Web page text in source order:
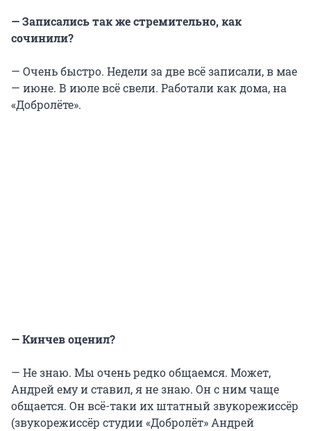
— Записались так же стремительно, как
сочинили?
— Очень быстро. Недели за две всё записали, в мае
— июне. В июле всё свели. Работали как дома, на
«Добролёте».
— Кинчев оценил?
— Не знаю. Мы очень редко общаемся. Может,
Андрей ему и ставил, я не знаю. Он с ним чаще
общается. Он всё-таки их штатный звукорежиссёр
(звукорежиссёр студии «Добролёт» Андрей